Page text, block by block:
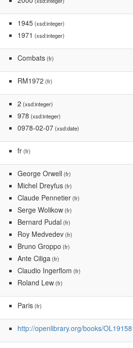
1945(xsd:integer)
1971 (xsd:integer)
Combats(fr)
RM1972 (fr)
2 (xsd:integer)
978 (xsd:integer)
0978-02-07(xsd:date)
fr(fr)
George Orwell (fr)
Michel Dreyfus(fr)
Claude Pennetier(fr)
Serge Wolikow(fr)
Bernard Pudal (fr)
Roy Medvedev(fr)
Bruno Groppo (fr)
Ante Ciliga(fr)
Claudio Ingerflom (fr)
Roland Lew(fr)
Paris(fr)
http://openlibrary.org/books/